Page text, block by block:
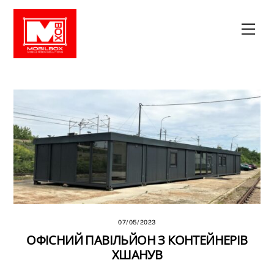
Skip
content
07/05/2023
ОФІСНИЙ ПАВІЛЬЙОН З КОНТЕЙНЕРІВ
ХШАНУВ